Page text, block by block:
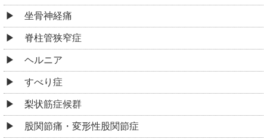
坐骨神経痛
脊柱管狭窄症
ヘルニア
すべり症
梨状筋症候群
股関節痛・変形性股関節症